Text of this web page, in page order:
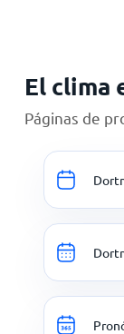
El clima
Páginas de